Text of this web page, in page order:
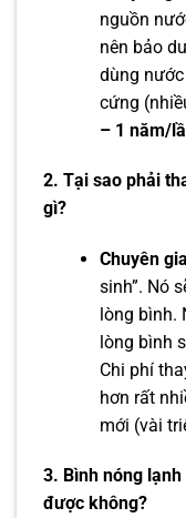
nguồn
nên bảo
dùng
cứng
– 1 năm/
2. Tại sao phải
gì?
Chuyên
sinh”. Nó
lòng bình.
lòng bình
Chi phí
hơn rất
mới (vài
3. Bình nóng
được không?